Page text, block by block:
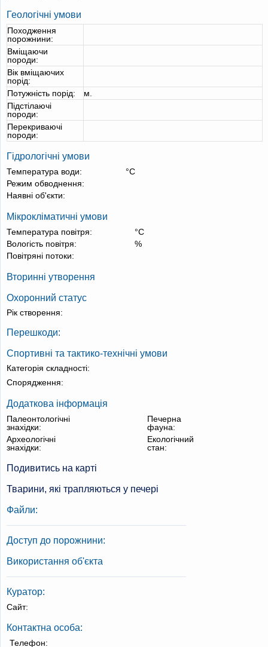
Геологічні умови
Походження
порожнини:
Вміщаючи
породи:
Вік вміщаючих
порід:
Потужність порід:
м.
Підстілаючі
породи:
Перекриваючі
породи:
Гідрологічні умови
Температура води:
°С
Режим обводнення:
Наявні об'єкти:
Мікрокліматичні умови
Температура повітря:
°С
Вологість повітря:
%
Повітряні потоки:
Вторинні утворення
Охоронний статус
Рік створення:
Перешкоди:
Спортивні та тактико-технічні умови
Категорія складності:
Спорядження:
Додаткова інформація
Палеонтологічні
знахідки:
Печерна
фауна:
Археологічні
знахідки:
Екологічний
стан:
Подивитись на карті
Тварини, які трапляються у печері
Файли:
Доступ до порожнини:
Використання об'єкта
Куратор:
Сайт:
Контактна особа:
Телефон: